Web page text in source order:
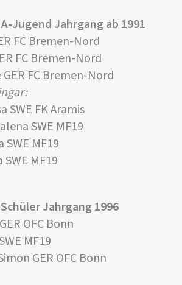
Jugend Jahrgang ab 1991
FC Bremen-Nord
FC Bremen-Nord
FC Bremen-Nord
SWE FK Aramis
SWE MF19
MF19
MF19
Jahrgang 1996
OFC Bonn
MF19
GER OFC Bonn